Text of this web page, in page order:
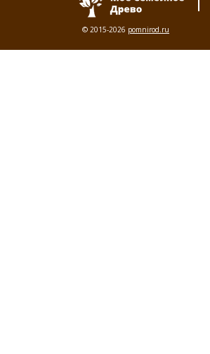
© 2015-2026 pomnirod.ru